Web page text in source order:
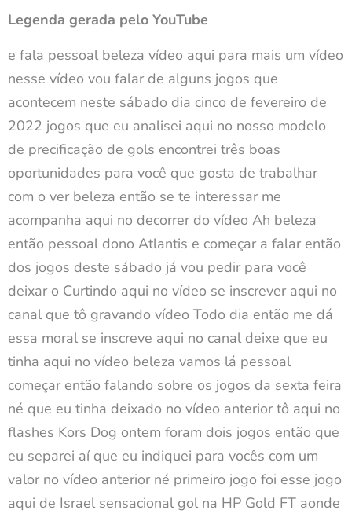
Legenda gerada pelo YouTube
e fala pessoal beleza vídeo aqui para mais um vídeo
nesse vídeo vou falar de alguns jogos que
acontecem neste sábado dia cinco de fevereiro de
2022 jogos que eu analisei aqui no nosso modelo
de precificação de gols encontrei três boas
oportunidades para você que gosta de trabalhar
com o ver beleza então se te interessar me
acompanha aqui no decorrer do vídeo Ah beleza
então pessoal dono Atlantis e começar a falar então
dos jogos deste sábado já vou pedir para você
deixar o Curtindo aqui no vídeo se inscrever aqui no
canal que tô gravando vídeo Todo dia então me dá
essa moral se inscreve aqui no canal deixe que eu
tinha aqui no vídeo beleza vamos lá pessoal
começar então falando sobre os jogos da sexta feira
né que eu tinha deixado no vídeo anterior tô aqui no
flashes Kors Dog ontem foram dois jogos então que
eu separei aí que eu indiquei para vocês com um
valor no vídeo anterior né primeiro jogo foi esse jogo
aqui de Israel sensacional gol na HP Gold FT aonde